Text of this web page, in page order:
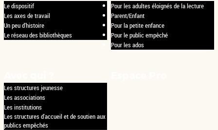
Le dispositif
Les axes de travail
Un peu d'histoire
Le réseau des bibliothèques
Pour les adultes éloignés de la lecture
Parent/Enfant
Pour la petite enfance
Pour le public empêché
Pour les ados
Les structures jeunesse
Les associations
Les institutions
Les structures d'accueil et de soutien aux
publics empêchés